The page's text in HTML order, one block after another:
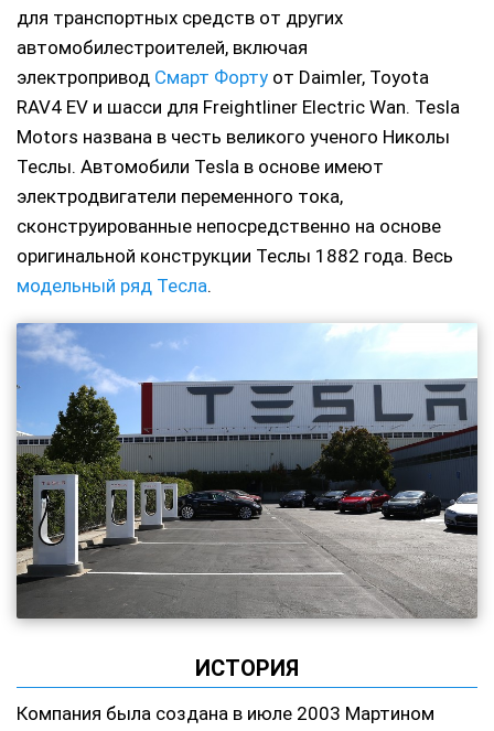
для транспортных средств от других
автомобилестроителей, включая
электропривод Смарт Форту от Daimler, Toyota
RAV4 EV и шасси для Freightliner Electric Wan. Tesla
Motors названа в честь великого ученого Николы
Теслы. Автомобили Tesla в основе имеют
электродвигатели переменного тока,
сконструированные непосредственно на основе
оригинальной конструкции Теслы 1882 года. Весь
модельный ряд Тесла.
ИСТОРИЯ
Компания была создана в июле 2003 Мартином